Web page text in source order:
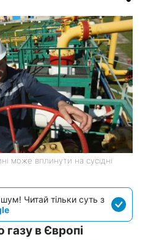
може вплинути на сусідні
Читай тільки суть з
в Європі